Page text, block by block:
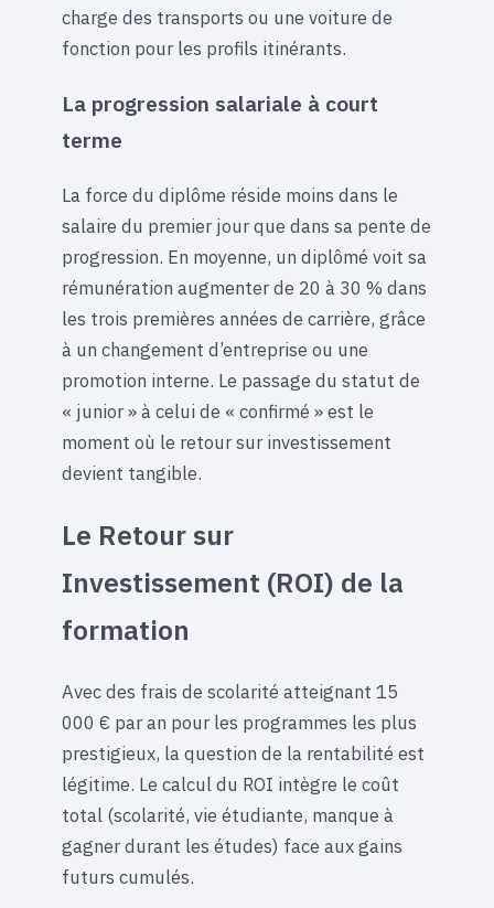
charge des transports ou une voiture de
fonction pour les profils itinérants.
La progression salariale à court
terme
La force du diplôme réside moins dans le
salaire du premier jour que dans sa pente de
progression. En moyenne, un diplômé voit sa
rémunération augmenter de 20 à 30 % dans
les trois premières années de carrière, grâce
à un changement d’entreprise ou une
promotion interne. Le passage du statut de
« junior » à celui de « confirmé » est le
moment où le retour sur investissement
devient tangible.
Le Retour sur
Investissement (ROI) de la
formation
Avec des frais de scolarité atteignant 15
000 € par an pour les programmes les plus
prestigieux, la question de la rentabilité est
légitime. Le calcul du ROI intègre le coût
total (scolarité, vie étudiante, manque à
gagner durant les études) face aux gains
futurs cumulés.